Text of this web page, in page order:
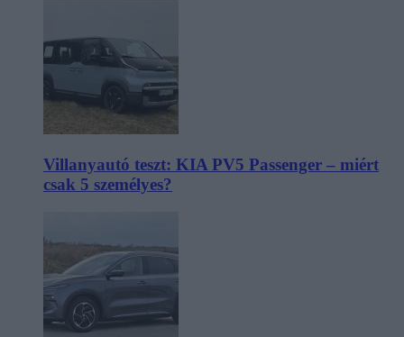
Villanyautó teszt: KIA PV5 Passenger – miért
csak 5 személyes?